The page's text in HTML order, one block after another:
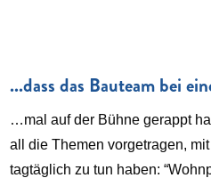
...dass das Bauteam bei
…mal auf der Bühne gerappt
all die Themen vorgetragen,
tagtäglich zu tun haben: